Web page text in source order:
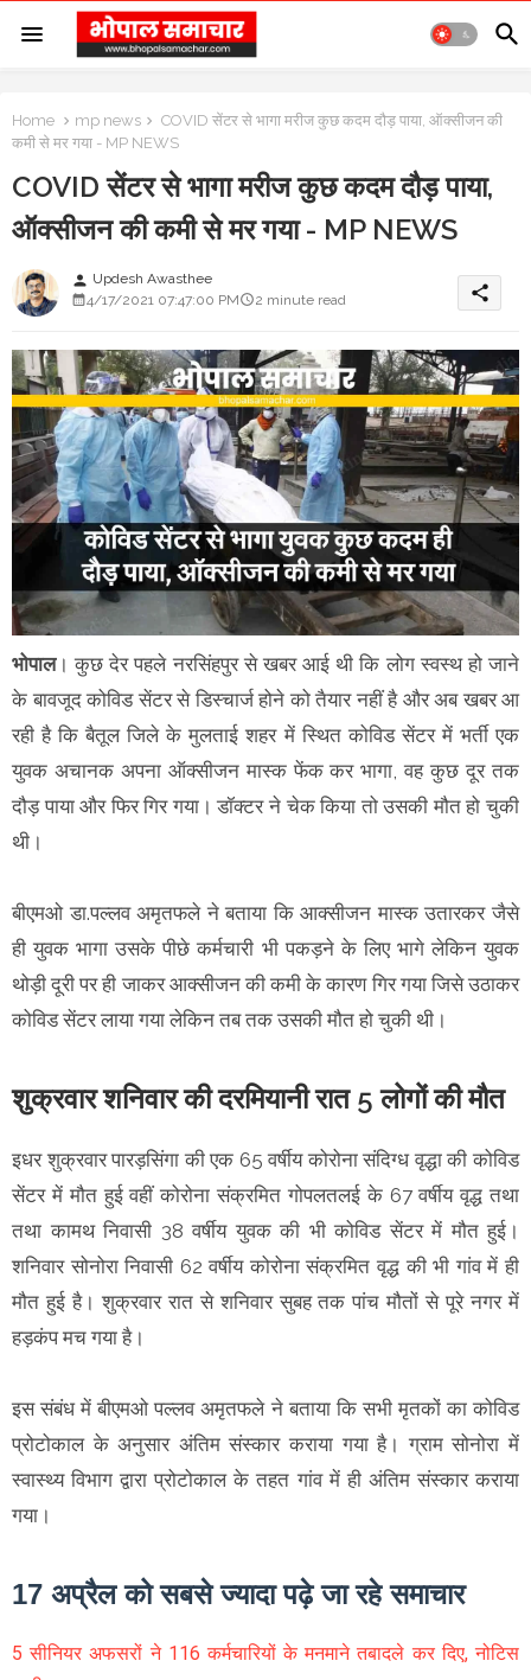
Home mp news
COVID सेंटर से भागा मरीज कुछ कदम दौड़ पाया, ऑक्सीजन की
कमी से मर गया - MP NEWS
COVID सेंटर से भागा मरीज कुछ कदम दौड़ पाया,
ऑक्सीजन की कमी से मर गया - MP NEWS
person Updesh Awasthee
4/17/2021 07:47:00 PM
2 minute read share
भोपाल। कुछ देर पहले नरसिंहपुर से खबर आई थी कि लोग स्वस्थ हो जाने
के बावजूद कोविड सेंटर से डिस्चार्ज होने को तैयार नहीं है और अब खबर आ
रही है कि बैतूल जिले के मुलताई शहर में स्थित कोविड सेंटर में भर्ती एक
युवक अचानक अपना ऑक्सीजन मास्क फेंक कर भागा, वह कुछ दूर तक
दौड़ पाया और फिर गिर गया। डॉक्टर ने चेक किया तो उसकी मौत हो चुकी
थी।
बीएमओ डा.पल्लव अमृतफले ने बताया कि आक्सीजन मास्क उतारकर जैसे
ही युवक भागा उसके पीछे कर्मचारी भी पकड़ने के लिए भागे लेकिन युवक
थोड़ी दूरी पर ही जाकर आक्सीजन की कमी के कारण गिर गया जिसे उठाकर
कोविड सेंटर लाया गया लेकिन तब तक उसकी मौत हो चुकी थी।
शुक्रवार शनिवार की दरमियानी रात 5 लोगों की मौत
इधर शुक्रवार पारड़सिंगा की एक 65 वर्षीय कोरोना संदिग्ध वृद्धा की कोविड
सेंटर में मौत हुई वहीं कोरोना संक्रमित गोपलतलई के 67 वर्षीय वृद्ध तथा
तथा कामथ निवासी 38 वर्षीय युवक की भी कोविड सेंटर में मौत हुई।
शनिवार सोनोरा निवासी 62 वर्षीय कोरोना संक्रमित वृद्ध की भी गांव में ही
मौत हुई है। शुक्रवार रात से शनिवार सुबह तक पांच मौतों से पूरे नगर में
हड़कंप मच गया है।
इस संबंध में बीएमओ पल्लव अमृतफले ने बताया कि सभी मृतकों का कोविड
प्रोटोकाल के अनुसार अंतिम संस्कार कराया गया है। ग्राम सोनोरा में
स्वास्थ्य विभाग द्वारा प्रोटोकाल के तहत गांव में ही अंतिम संस्कार कराया
गया।
17 अप्रैल को सबसे ज्यादा पढ़े जा रहे समाचार
5 सीनियर अफसरों ने 116 कर्मचारियों के मनमाने तबादले कर दिए, नोटिस